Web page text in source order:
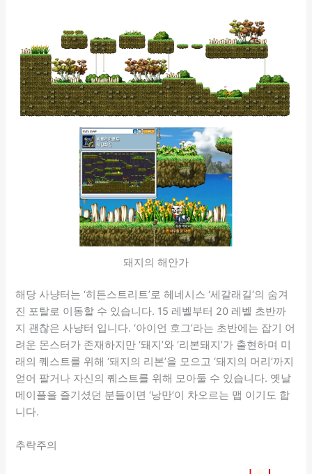
돼지의 해안가
해당 사냥터는 ‘히든스트리트’로 헤네시스 ‘세갈래길’의 숨겨
진 포탈로 이동할 수 있습니다. 15 레벨부터 20 레벨 초반까
지 괜찮은 사냥터 입니다. ‘아이언 호그’라는 초반에는 잡기 어
려운 몬스터가 존재하지만 ‘돼지’와 ‘리본돼지’가 출현하며 미
래의 퀘스트를 위해 ‘돼지의 리본’을 모으고 ‘돼지의 머리’까지
얻어 팔거나 자신의 퀘스트를 위해 모아둘 수 있습니다. 옛날
메이플을 즐기셨던 분들이면 ‘낭만’이 차오르는 맵 이기도 합
니다.
추락주의